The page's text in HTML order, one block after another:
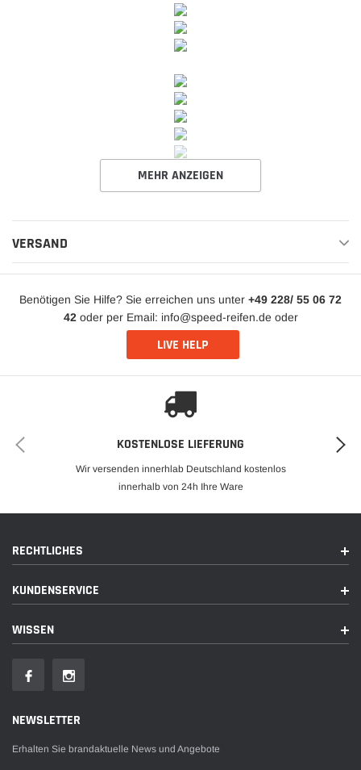
Artikelbeschreibung:
Neu Lichtmaschine
Mercedes / MAN Actros
24V A0141547402
Ladestrom [ A ] : 100 A
Spannung [ V ] : 24V
MEHR ANZEIGEN
VERSAND
Benötigen Sie Hilfe? Sie erreichen uns unter +49 228/ 55 06 72
42oder per Email: info@speed-reifen.de oder
LIVE HELP
KOSTENLOSE LIEFERUNG
Wir versenden innerhlab Deutschland kostenlos
innerhalb von 24h Ihre Ware
RECHTLICHES
KUNDENSERVICE
WISSEN
NEWSLETTER
Erhalten Sie brandaktuelle News und Angebote